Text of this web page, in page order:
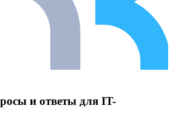
и ответы для IT-